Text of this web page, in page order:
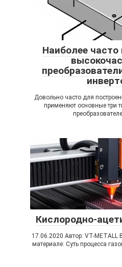
Наиболее
Довольно часто для
применяют основные три
Кислородно-
17.06.2020 Автор: VT-METALL
материале: Суть процесса